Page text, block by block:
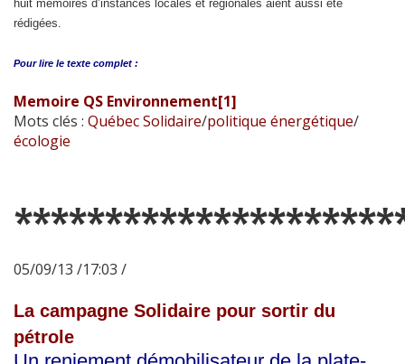
huit mémoires d’instances locales et régionales aient aussi été
rédigées.
Pour lire le texte complet :
Memoire QS Environnement[1]
Mots clés : Québec Solidaire/politique énergétique/
écologie
05/09/13 /17:03 /
La campagne Solidaire pour sortir du
pétrole